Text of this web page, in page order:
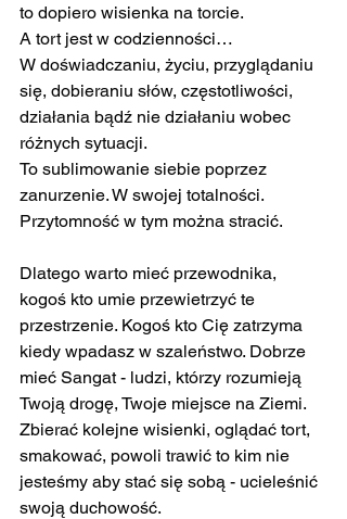
to dopiero wisienka na torcie.
A tort jest w codzienności…
W doświadczaniu, życiu, przyglądaniu
się, dobieraniu słów, częstotliwości,
działania bądź nie działaniu wobec
różnych sytuacji.
To sublimowanie siebie poprzez
zanurzenie. W swojej totalności.
Przytomność w tym można stracić.
Dlatego warto mieć przewodnika,
kogoś kto umie przewietrzyć te
przestrzenie. Kogoś kto Cię zatrzyma
kiedy wpadasz w szaleństwo. Dobrze
mieć Sangat - ludzi, którzy rozumieją
Twoją drogę, Twoje miejsce na Ziemi.
Zbierać kolejne wisienki, oglądać tort,
smakować, powoli trawić to kim nie
jesteśmy aby stać się sobą - ucieleśnić
swoją duchowość.